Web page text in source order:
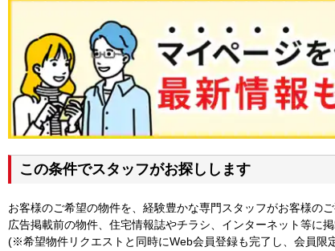
この条件でスタッフがお探しします
お客様のご希望の物件を、経験豊かな専門スタッフがお客様の
広告掲載前の物件、住宅情報誌やチラシ、インターネット等に
(※希望物件リクエストと同時にWeb会員登録も完了し、会員限